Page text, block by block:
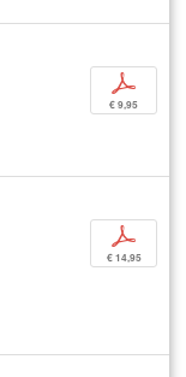
p
€ 9,95
p
€ 14,95